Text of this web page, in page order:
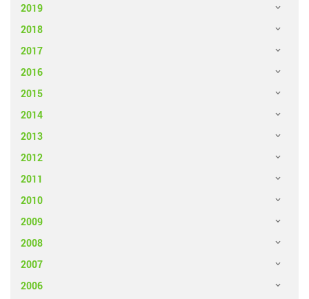
2019
2018
2017
2016
2015
2014
2013
2012
2011
2010
2009
2008
2007
2006